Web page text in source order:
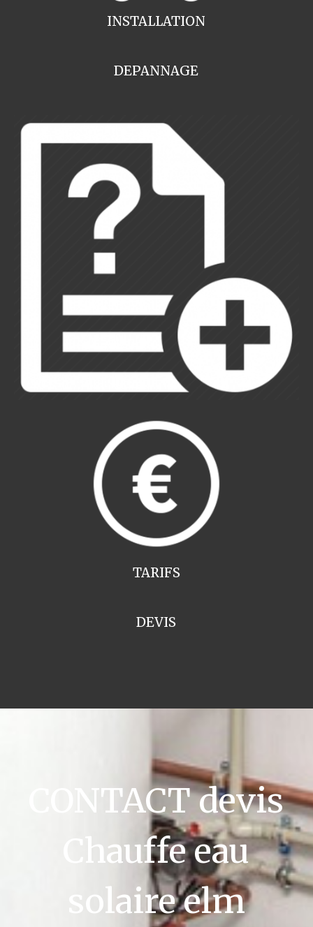
INSTALLATION
DEPANNAGE
TARIFS
DEVIS
CONTACT devis
Chauffe eau
solaire elm